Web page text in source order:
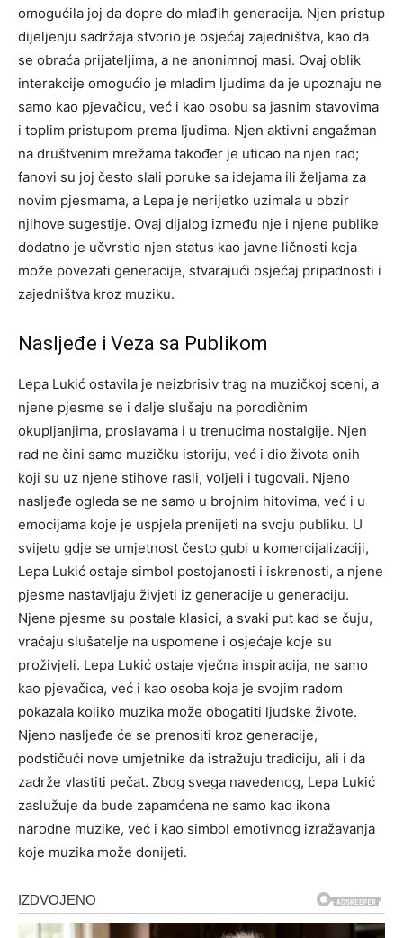
omogućila joj da dopre do mlađih generacija. Njen pristup
dijeljenju sadržaja stvorio je osjećaj zajedništva, kao da
se obraća prijateljima, a ne anonimnoj masi. Ovaj oblik
interakcije omogućio je mladim ljudima da je upoznaju ne
samo kao pjevačicu, već i kao osobu sa jasnim stavovima
i toplim pristupom prema ljudima. Njen aktivni angažman
na društvenim mrežama također je uticao na njen rad;
fanovi su joj često slali poruke sa idejama ili željama za
novim pjesmama, a Lepa je nerijetko uzimala u obzir
njihove sugestije. Ovaj dijalog između nje i njene publike
dodatno je učvrstio njen status kao javne ličnosti koja
može povezati generacije, stvarajući osjećaj pripadnosti i
zajedništva kroz muziku.
Nasljeđe i Veza sa Publikom
Lepa Lukić ostavila je neizbrisiv trag na muzičkoj sceni, a
njene pjesme se i dalje slušaju na porodičnim
okupljanjima, proslavama i u trenucima nostalgije. Njen
rad ne čini samo muzičku istoriju, već i dio života onih
koji su uz njene stihove rasli, voljeli i tugovali. Njeno
nasljeđe ogleda se ne samo u brojnim hitovima, već i u
emocijama koje je uspjela prenijeti na svoju publiku. U
svijetu gdje se umjetnost često gubi u komercijalizaciji,
Lepa Lukić ostaje simbol postojanosti i iskrenosti, a njene
pjesme nastavljaju živjeti iz generacije u generaciju.
Njene pjesme su postale klasici, a svaki put kad se čuju,
vraćaju slušatelje na uspomene i osjećaje koje su
proživjeli. Lepa Lukić ostaje vječna inspiracija, ne samo
kao pjevačica, već i kao osoba koja je svojim radom
pokazala koliko muzika može obogatiti ljudske živote.
Njeno nasljeđe će se prenositi kroz generacije,
podstičući nove umjetnike da istražuju tradiciju, ali i da
zadrže vlastiti pečat. Zbog svega navedenog, Lepa Lukić
zaslužuje da bude zapamćena ne samo kao ikona
narodne muzike, već i kao simbol emotivnog izražavanja
koje muzika može donijeti.